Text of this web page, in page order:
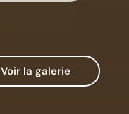
Voir la galerie